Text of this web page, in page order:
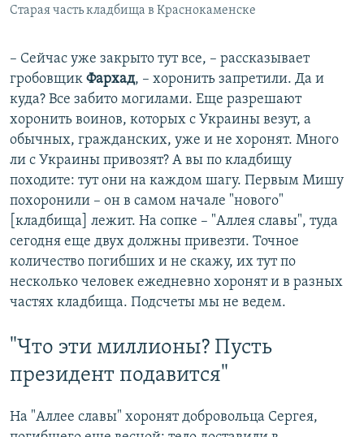
Старая часть кладбища в Краснокаменске
– Сейчас уже закрыто тут все, – рассказывает
гробовщик Фархад, – хоронить запретили. Да и
куда? Все забито могилами. Еще разрешают
хоронить воинов, которых с Украины везут, а
обычных, гражданских, уже и не хоронят. Много
ли с Украины привозят? А вы по кладбищу
походите: тут они на каждом шагу. Первым Мишу
похоронили – он в самом начале "нового"
[кладбища] лежит. На сопке – "Аллея славы", туда
сегодня еще двух должны привезти. Точное
количество погибших и не скажу, их тут по
несколько человек ежедневно хоронят и в разных
частях кладбища. Подсчеты мы не ведем.
"Что эти миллионы? Пусть
президент подавится"
На "Аллее славы" хоронят добровольца Сергея,